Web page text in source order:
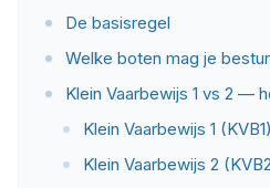
De basisregel
Welke boten mag je
Klein Vaarbewijs 1 vs 2 —
Klein Vaarbewijs 1 (KVB1)
Klein Vaarbewijs 2